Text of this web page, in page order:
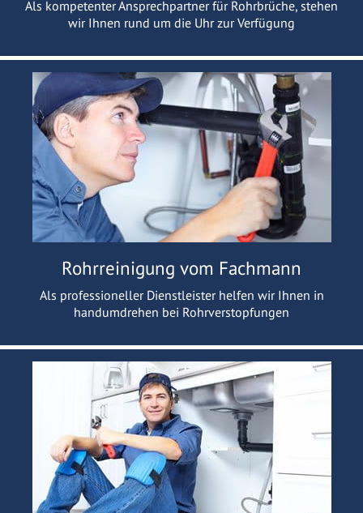
Als kompetenter Ansprechpartner für Rohrbrüche, stehen
wir Ihnen rund um die Uhr zur Verfügung
Rohrreinigung vom Fachmann
Als professioneller Dienstleister helfen wir Ihnen in
handumdrehen bei Rohrverstopfungen